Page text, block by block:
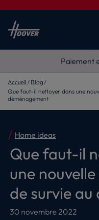
Accueil
Blog
Que faut-il nettoyer dans une
déménagement
Home ideas
Que faut-il
une
de survie
30 novembre 2022